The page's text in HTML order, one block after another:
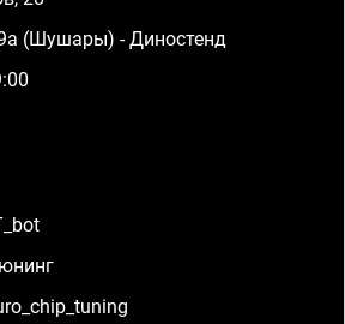
(Шушары) - Диностенд